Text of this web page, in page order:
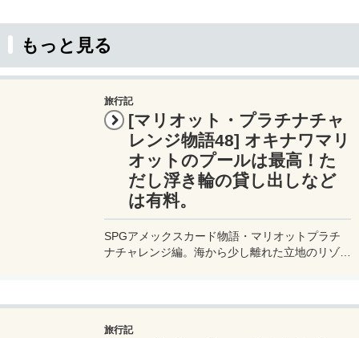
もっと見る
旅行記
[マリオット・プラチナチャ
レンジ物語48] オキナワマリ
オットのプールは最高！た
だし浮き輪の貸し出しなど
は有料。
SPGアメックスカード物語・マリオットプラチ
ナチャレンジ編。海から少し離れた立地のリゾー
旅行記